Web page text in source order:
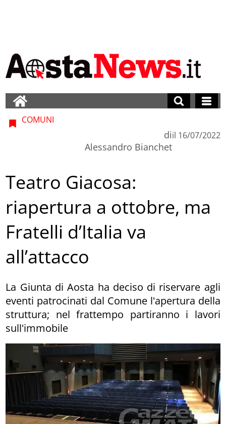
COMUNI
di
Alessandro Bianchet
il 16/07/2022
Teatro Giacosa:
riapertura a ottobre, ma
Fratelli d’Italia va
all’attacco
La Giunta di Aosta ha deciso di riservare agli
eventi patrocinati dal Comune l'apertura della
struttura; nel frattempo partiranno i lavori
sull'immobile